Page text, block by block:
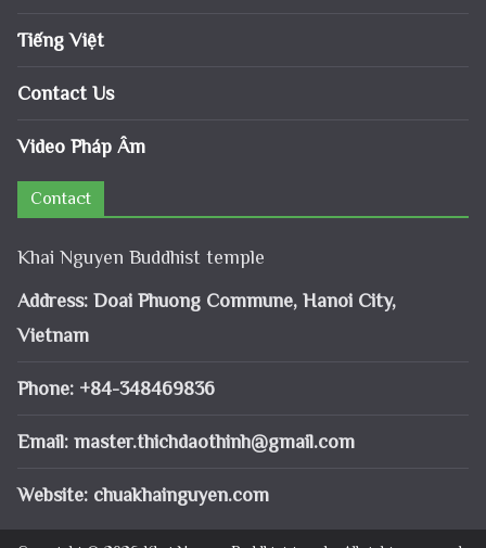
Tiếng Việt
Contact Us
Video Pháp Âm
Contact
Khai Nguyen Buddhist temple
Address: Doai Phuong Commune, Hanoi City,
Vietnam
Phone: +84-348469836
Email: master.thichdaothinh@gmail.com
Website: chuakhainguyen.com